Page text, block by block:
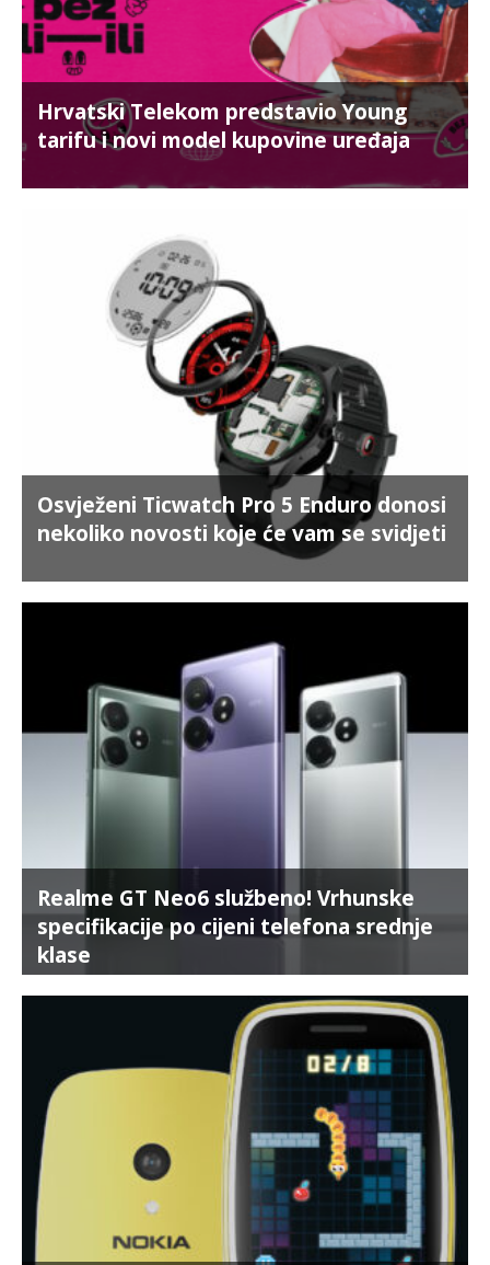
Hrvatski Telekom predstavio Young
tarifu i novi model kupovine uređaja
Osvježeni Ticwatch Pro 5 Enduro donosi
nekoliko novosti koje će vam se svidjeti
Realme GT Neo6 službeno! Vrhunske
specifikacije po cijeni telefona srednje
klase